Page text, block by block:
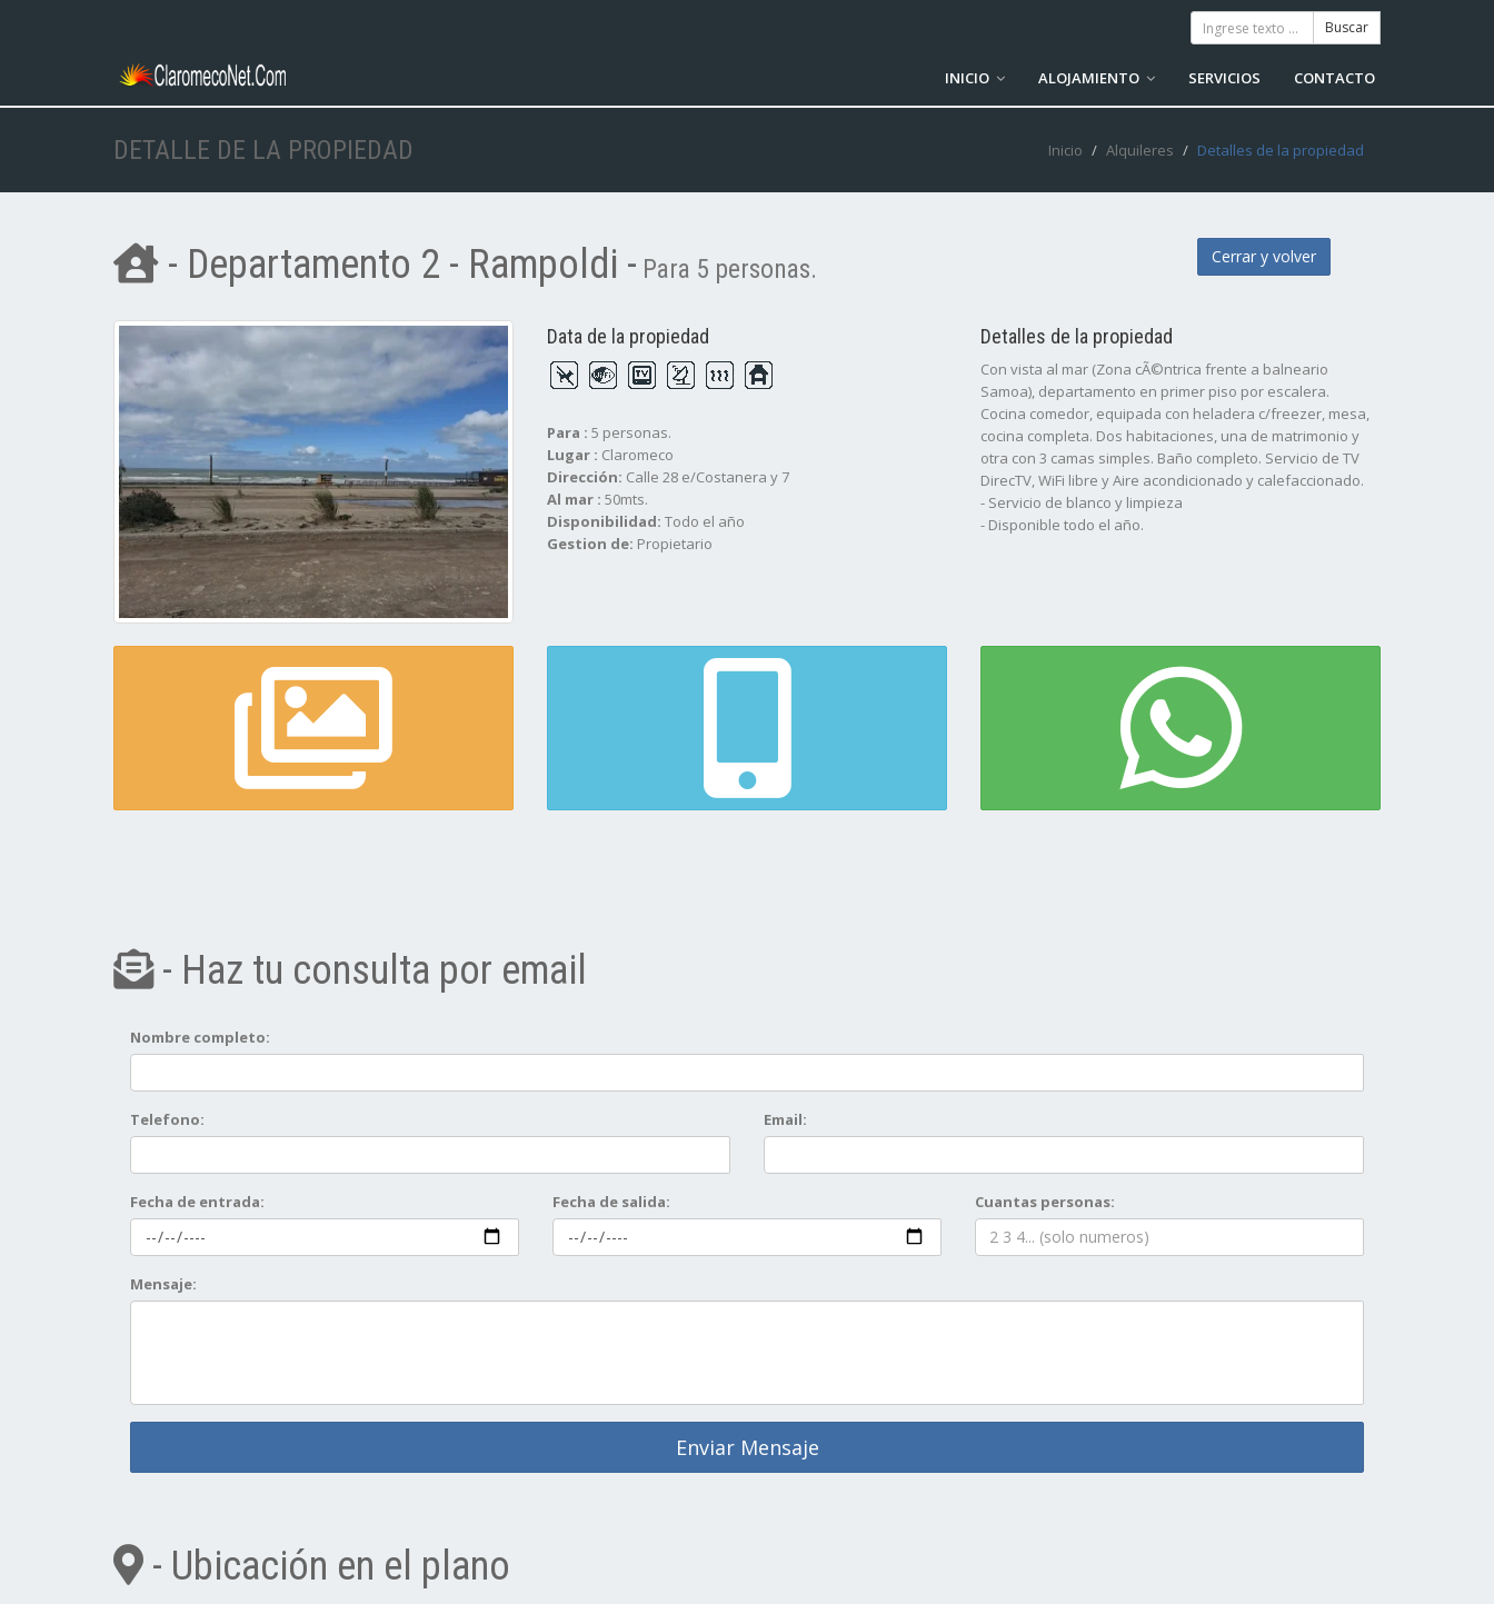
INICIO ALOJAMIENTO SERVICIOS CONTACTO
DETALLE DE LA PROPIEDAD Inicio Alquileres Detalles de la propiedad
- Departamento 2 - Rampoldi - Para 5 personas. Cerrar y volver
Data de la propiedad
Para : 5 personas.
Lugar : Claromeco
Dirección: Calle 28 e/Costanera y 7
Al mar : 50mts.
Disponibilidad: Todo el año
Gestion de: Propietario
Detalles de la propiedad
Con vista al mar (Zona cÃ©ntrica frente a balneario
Samoa), departamento en primer piso por escalera.
Cocina comedor, equipada con heladera c/freezer, mesa,
cocina completa. Dos habitaciones, una de matrimonio y
otra con 3 camas simples. Baño completo. Servicio de TV
DirecTV, WiFi libre y Aire acondicionado y calefaccionado.
- Servicio de blanco y limpieza
- Disponible todo el año.
- Haz tu consulta por email
Nombre completo:
Telefono: Email:
Fecha de entrada: Fecha de salida: Cuantas personas:
Mensaje:
Enviar Mensaje
- Ubicación en el plano